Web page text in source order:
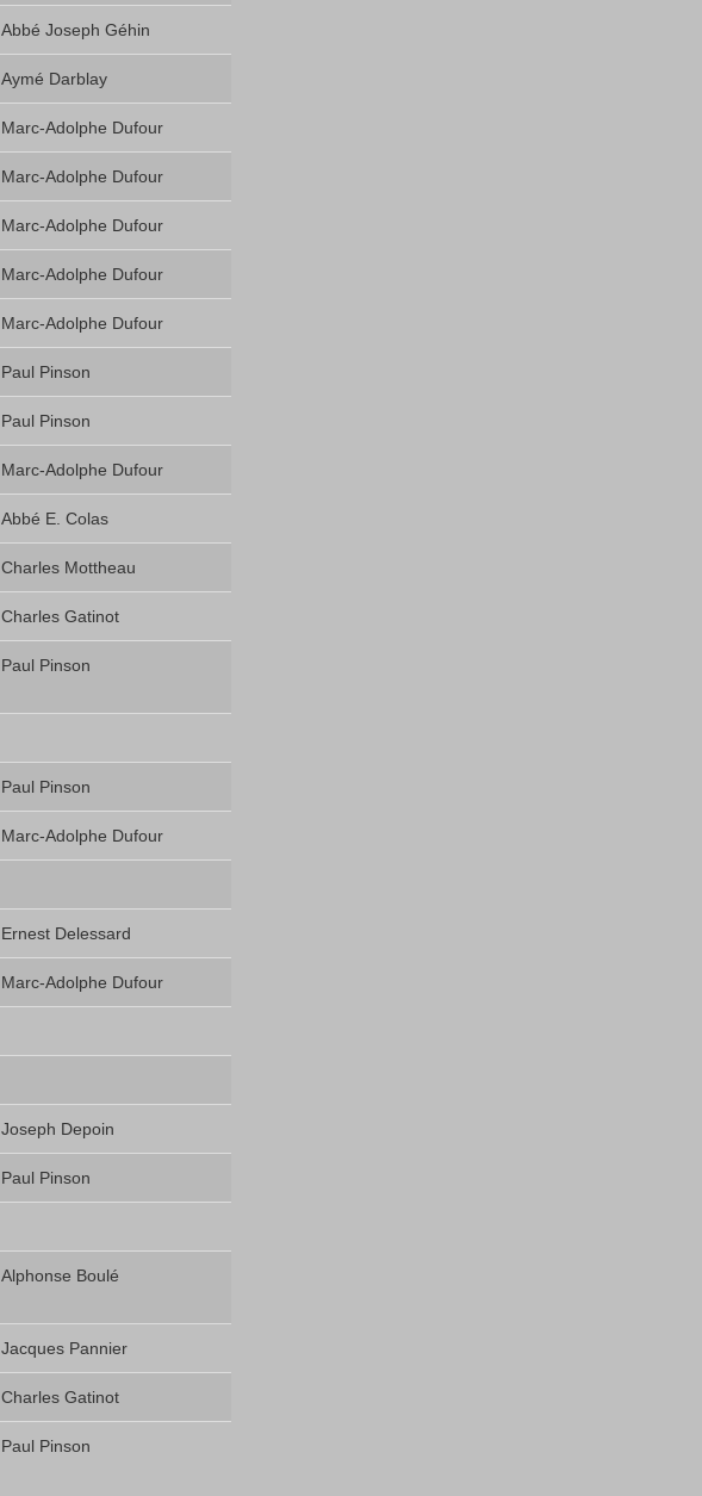
Abbé Joseph Géhin
Aymé Darblay
Marc-Adolphe Dufour
Marc-Adolphe Dufour
Marc-Adolphe Dufour
Marc-Adolphe Dufour
Marc-Adolphe Dufour
Paul Pinson
Paul Pinson
Marc-Adolphe Dufour
Abbé E. Colas
Charles Mottheau
Charles Gatinot
Paul Pinson
Paul Pinson
Marc-Adolphe Dufour
Ernest Delessard
Marc-Adolphe Dufour
Joseph Depoin
Paul Pinson
Alphonse Boulé
Jacques Pannier
Charles Gatinot
Paul Pinson